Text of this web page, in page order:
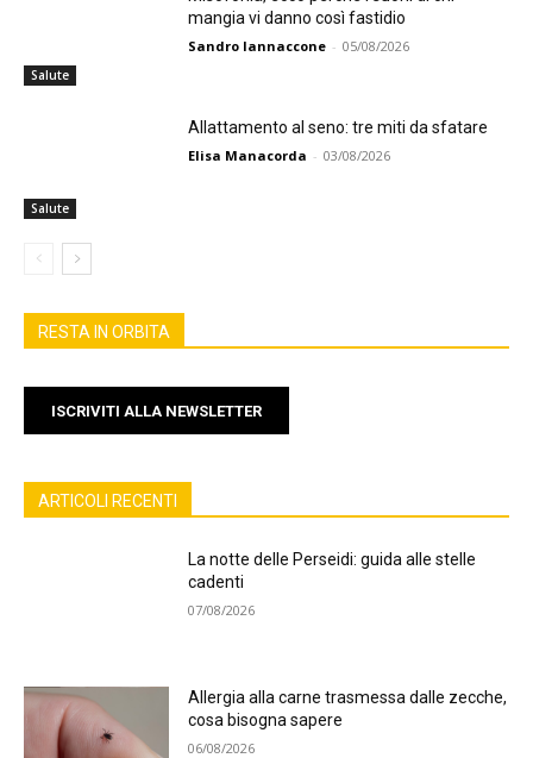
Salute
mangia vi danno così fastidio
Sandro Iannaccone - 05/08/2026
Salute
Allattamento al seno: tre miti da sfatare
Elisa Manacorda - 03/08/2026
RESTA IN ORBITA
ISCRIVITI ALLA NEWSLETTER
ARTICOLI RECENTI
La notte delle Perseidi: guida alle stelle
cadenti
07/08/2026
Allergia alla carne trasmessa dalle zecche,
cosa bisogna sapere
06/08/2026